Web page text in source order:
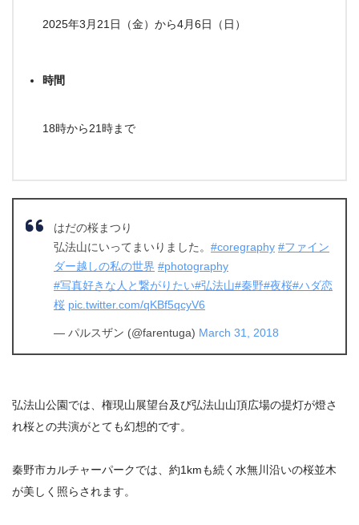
2025年3月21日（金）から4月6日（日）
時間
18時から21時まで
はだの桜まつり
弘法山にいってまいりました。 #coregraphy #ファイン
ダー越しの私の世界 #photography
#写真好きな人と繋がりたい#弘法山#秦野#夜桜#ハダ恋
桜 pic.twitter.com/qKBf5qcyV6
— パルスザン (@farentuga) March 31, 2018
弘法山公園では、権現山展望台及び弘法山山頂広場の提灯が燈さ
れ桜との共演がとても幻想的です。
秦野市カルチャーパークでは、約1kmも続く水無川沿いの桜並木
が美しく照らされます。